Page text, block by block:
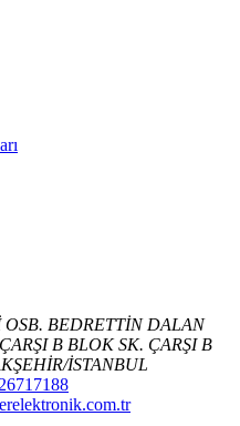
BEDRETTİN DALAN
B BLOK SK. ÇARŞI B
İSTANBUL